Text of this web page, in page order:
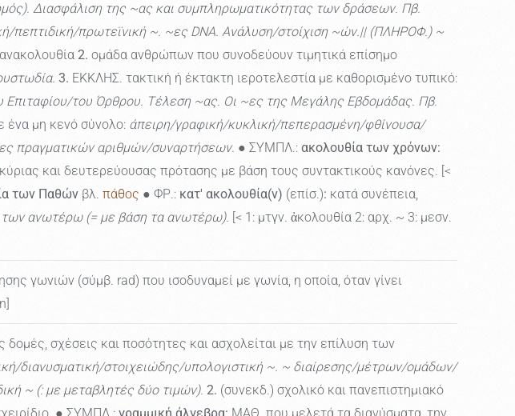
Διασφάλιση της ~ας και συμπληρωματικότητας των δράσεων. Πβ.
πεπτιδική/πρωτεϊνική ~. ~ες DNA. Ανάλυση/στοίχιση ~ών.|| (ΠΛΗΡΟΦ.) ~
2. ομάδα ανθρώπων που συνοδεύουν τιμητικά επίσημο
3. ΕΚΚΛΗΣ. τακτική ή έκτακτη ιεροτελεστία με καθορισμένο τυπικό:
του Όρθρου. Τέλεση ~ας. Οι ~ες της Μεγάλης Εβδομάδας. Πβ.
ένα μη κενό σύνολο: άπειρη/γραφική/κυκλική/πεπερασμένη/φθίνουσα/
πραγματικών αριθμών/συναρτήσεων. ● ΣΥΜΠΛ.: ακολουθία των χρόνων:
και δευτερεύουσας πρότασης με βάση τους συντακτικούς κανόνες. [<
των Παθών βλ. πάθος ● ΦΡ.: κατ' ακολουθία(ν) (επίσ.): κατά συνέπεια,
των ανωτέρω (= με βάση τα ανωτέρω). [< 1: μτγν. ἀκολουθία 2: αρχ. ~ 3: μεσν.
γωνιών (σύμβ. rad) που ισοδυναμεί με γωνία, η οποία, όταν γίνει
σχέσεις και ποσότητες και ασχολείται με την επίλυση των
διανυσματική/στοιχειώδης/υπολογιστική ~. ~ διαίρεσης/μέτρων/ομάδων/
~ (: με μεταβλητές δύο τιμών). 2. (συνεκδ.) σχολικό και πανεπιστημιακό